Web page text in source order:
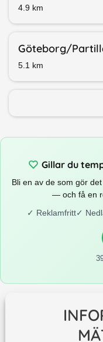
4.9 km
Göteborg/​
5.1 km
Gillar du
Bli en av de som gör
— och få en
✓ Reklamfritt✓